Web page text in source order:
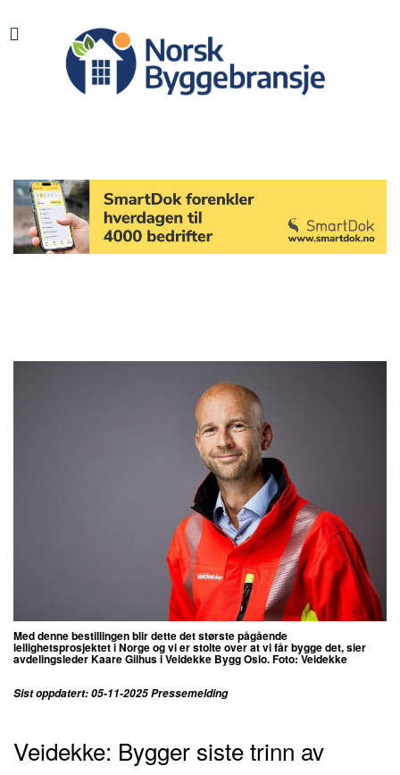
Med denne bestillingen blir dette det største pågående
leilighetsprosjektet i Norge og vi er stolte over at vi får bygge det, sier
avdelingsleder Kaare Gilhus i Veidekke Bygg Oslo. Foto: Veidekke
Sist oppdatert: 05-11-2025 Pressemelding
Veidekke: Bygger siste trinn av